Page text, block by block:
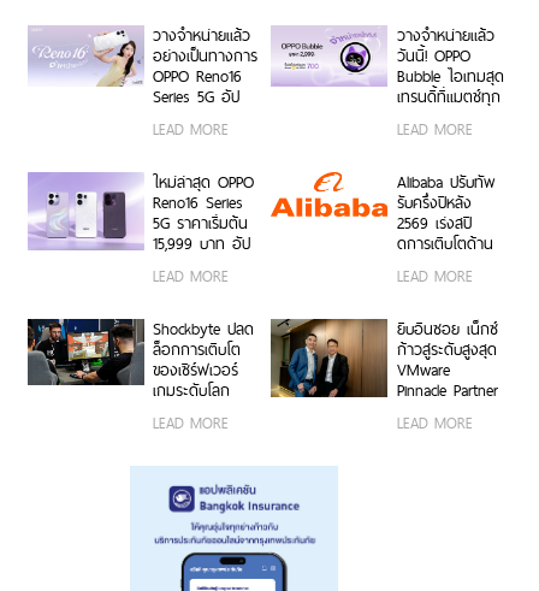
Edition Gift Box
สุดเอ็กซ์คลูซีฟ
ร่วมสนุกได้ตั้งแต่
6 ก.ค. – 17 ส.ค.
กล้องมุมกว้าง
พิเศษ 50MP
0.6x เก็บทุก
โมเมนต์ โดดเด่น
วางจำหน่ายแล้ว
อย่างเป็นทางการ
OPPO Reno16
Series 5G อัป
กว้างพิเศษ
0.6x ถ่ายคนสวย
สีผิวเป็น
ธรรมชาติทั้งภาพ
นิ่งและวิดีโอ ใน
ราคาเริ่มต้นเพียง
15,999 บาท
สมนาคุณสุดคุ้ม
ค่า!
LEAD MORE
วางจำหน่ายแล้ว
วันนี้! OPPO
Bubble ไอเทมสุด
เทรนดี้ที่แมตช์ทุก
คุณสมบัติเด่น ใช้
งานได้ทั้งบนสมา
ร์ตโฟน OPPO
และระบบ iOS ใน
ราคา 2,999 บาท
LEAD MORE
ใหม่ล่าสุด OPPO
Reno16 Series
5G ราคาเริ่มต้น
15,999 บาท อัป
กว้างพิเศษ
สวยทั้งภาพและ
วิดีโอ พร้อม
ดีไซน์ดวงดาว 3
มิติ ครั้งแรกใน
LEAD MORE
Alibaba ปรับทัพ
รับครึ่งปีหลัง
2569 เร่งสปี
ดการเติบโตด้าน
ขององค์กร
และการขยาย
โครงสร้างพื้นฐาน
ทั่วโลก
LEAD MORE
Shockbyte ปลด
ล็อกการเติบโต
ของเซิร์ฟเวอร์
เกมระดับโลก
เซิร์ฟเวอร์
AMD
LEAD MORE
ยิบอินซอย เน็กซ์
ก้าวสู่ระดับสูงสุด
VMware
Pinnacle Partner
VMware by
LEAD MORE